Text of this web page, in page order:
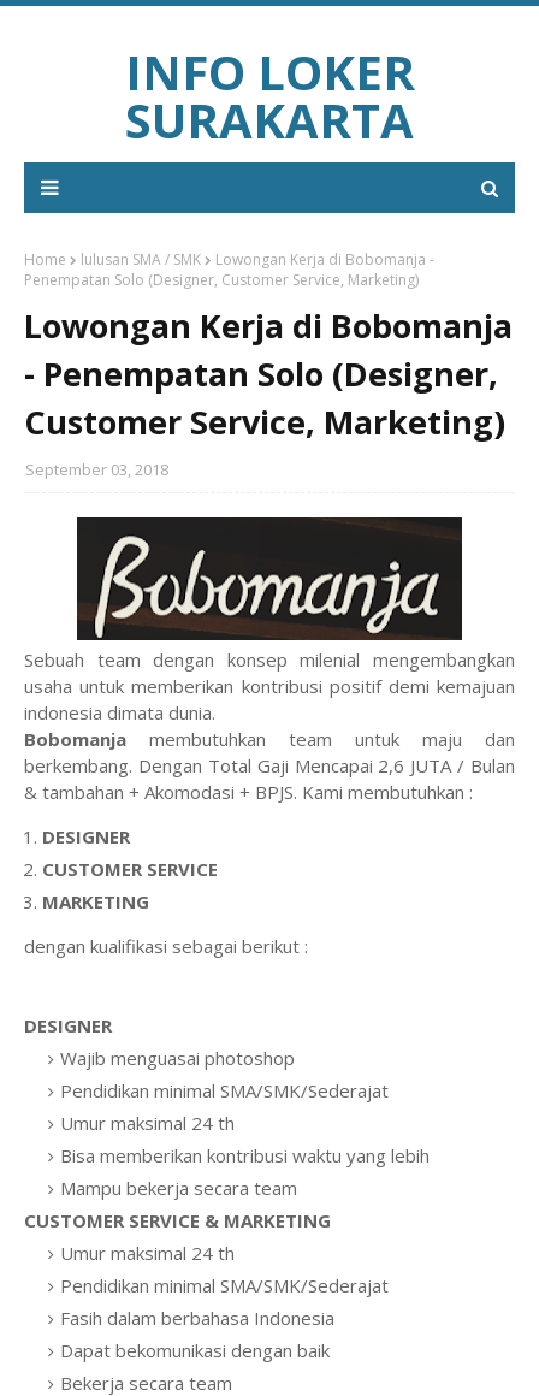
INFO LOKER
SURAKARTA
Home lulusan SMA / SMK
Lowongan Kerja di Bobomanja -
Penempatan Solo (Designer, Customer Service, Marketing)
Lowongan Kerja di Bobomanja
- Penempatan Solo (Designer,
Customer Service, Marketing)
September 03, 2018
Sebuah team dengan konsep milenial mengembangkan
usaha untuk memberikan kontribusi positif demi kemajuan
indonesia dimata dunia.
Bobomanja membutuhkan team untuk maju dan
berkembang. Dengan Total Gaji Mencapai 2,6 JUTA / Bulan
& tambahan + Akomodasi + BPJS. Kami membutuhkan :
DESIGNER
CUSTOMER SERVICE
MARKETING
dengan kualifikasi sebagai berikut :
DESIGNER
Wajib menguasai photoshop
Pendidikan minimal SMA/SMK/Sederajat
Umur maksimal 24 th
Bisa memberikan kontribusi waktu yang lebih
Mampu bekerja secara team
CUSTOMER SERVICE & MARKETING
Umur maksimal 24 th
Pendidikan minimal SMA/SMK/Sederajat
Fasih dalam berbahasa Indonesia
Dapat bekomunikasi dengan baik
Bekerja secara team